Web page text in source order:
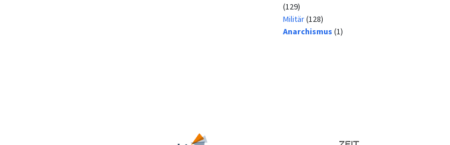
(129)
Militär(128)
Anarchismus (1)